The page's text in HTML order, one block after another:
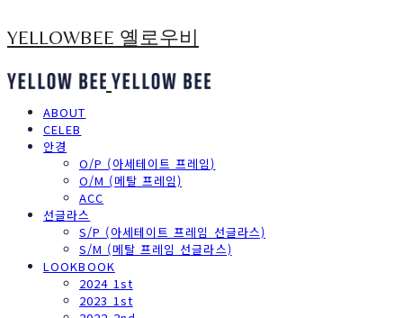
YELLOWBEE 옐로우비
ABOUT
CELEB
안경
O/P (아세테이트 프레임)
O/M (메탈 프레임)
ACC
선글라스
S/P (아세테이트 프레임 선글라스)
S/M (메탈 프레임 선글라스)
LOOKBOOK
2024 1st
2023 1st